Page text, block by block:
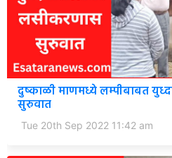
दुष्काळी माणमध्ये लम्पीबाबत
सुरुवात
Tue 20th Sep 2022 11:42 am